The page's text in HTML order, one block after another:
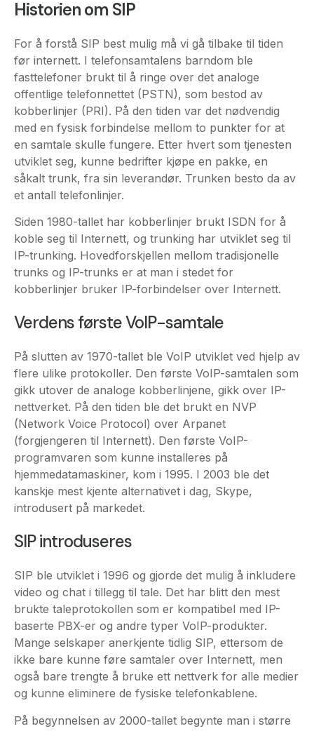
før internett. I telefonsamtalens barndom ble
offentlige telefonnettet (PSTN), som bestod av
kobberlinjer (PRI). På den tiden var det nødvendig
med en fysisk forbindelse mellom to punkter for at
en samtale skulle fungere. Etter hvert som tjenesten
utviklet seg, kunne bedrifter kjøpe en pakke, en
såkalt trunk, fra sin leverandør. Trunken besto da av
et antall telefonlinjer.
Siden 1980-tallet har kobberlinjer brukt ISDN for å
koble seg til Internett, og trunking har utviklet seg til
IP-trunking. Hovedforskjellen mellom tradisjonelle
trunks og IP-trunks er at man i stedet for
kobberlinjer bruker IP-forbindelser over Internett.
Verdens første VoIP-samtale
flere ulike protokoller. Den første VoIP-samtalen som
nettverket. På den tiden ble det brukt en NVP
(Network Voice Protocol) over Arpanet
(forgjengeren til Internett). Den første VoIP-
programvaren som kunne installeres på
hjemmedatamaskiner, kom i 1995. I 2003 ble det
kanskje mest kjente alternativet i dag, Skype,
introdusert på markedet.
SIP introduseres
video og chat i tillegg til tale. Det har blitt den mest
baserte PBX-er og andre typer VoIP-produkter.
Mange selskaper anerkjente tidlig SIP, ettersom de
ikke bare kunne føre samtaler over Internett, men
også bare trengte å bruke ett nettverk for alle medier
og kunne eliminere de fysiske telefonkablene.
På begynnelsen av 2000-tallet begynte man i større
grad å bruke kabler og DSL-tilkoblinger til
internettjenester i stedet for analoge PSTN-linjer.
Dette betydde raskere internett, noe som i sin tur